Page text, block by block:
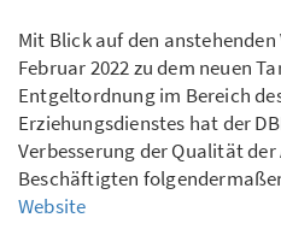
Mit Blick auf den
Februar 2022 zu dem neuen
Entgeltordnung im Bereich
Erziehungsdienstes hat der
Verbesserung der Qualität
Beschäftigten
Website